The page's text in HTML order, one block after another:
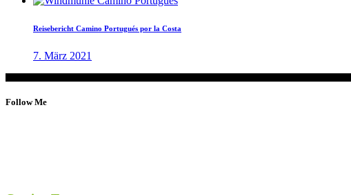
Reisebericht Camino Portugués por la Costa
7. März 2021
Follow Me